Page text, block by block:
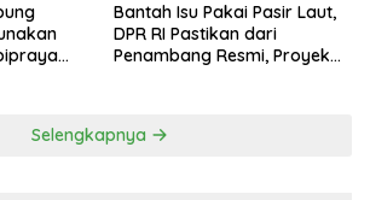
Bantah Isu Pakai Pasir Laut,
DPR RI Pastikan dari
Penambang Resmi, Proyek
Selengkapnya